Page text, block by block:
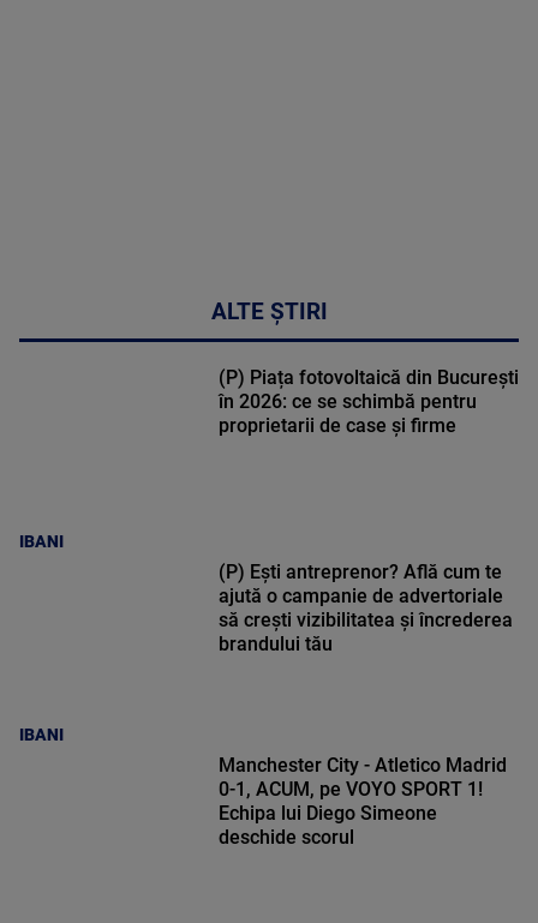
ALTE ȘTIRI
IBANI
(P) Piața fotovoltaică din București
în 2026: ce se schimbă pentru
proprietarii de case și firme
IBANI
(P) Ești antreprenor? Află cum te
ajută o campanie de advertoriale
să crești vizibilitatea și încrederea
brandului tău
Manchester City - Atletico Madrid
0-1, ACUM, pe VOYO SPORT 1!
Echipa lui Diego Simeone
deschide scorul